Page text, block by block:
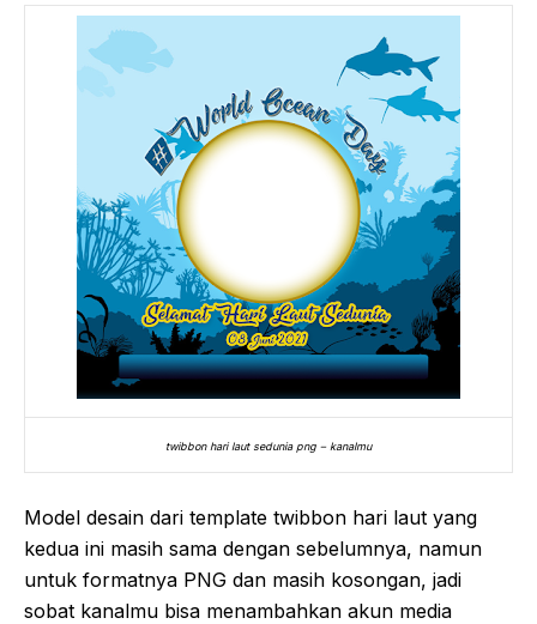
twibbon hari laut sedunia png – kanalmu
Model desain dari template twibbon hari laut yang
kedua ini masih sama dengan sebelumnya, namun
untuk formatnya PNG dan masih kosongan, jadi
sobat kanalmu bisa menambahkan akun media